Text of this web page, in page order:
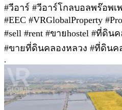
#วีอาร์ #วีอาร์โกลบอลพร๊อพ
#EEC #VRGlobalProperty
#sell #rent #ขายhostel #ที่
#ขายที่ดินคลองหลวง #ที่ดินค
.